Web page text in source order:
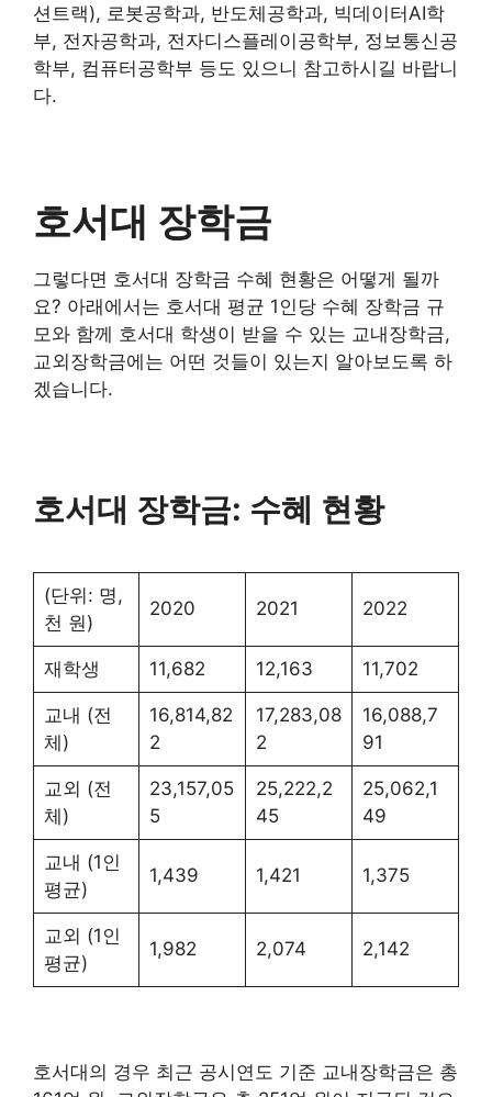
션트랙), 로봇공학과, 반도체공학과, 빅데이터AI학
부, 전자공학과, 전자디스플레이공학부, 정보통신공
학부, 컴퓨터공학부 등도 있으니 참고하시길 바랍니
다.
호서대 장학금
그렇다면 호서대 장학금 수혜 현황은 어떻게 될까
요? 아래에서는 호서대 평균 1인당 수혜 장학금 규
모와 함께 호서대 학생이 받을 수 있는 교내장학금,
교외장학금에는 어떤 것들이 있는지 알아보도록 하
겠습니다.
호서대 장학금: 수혜 현황
(단위: 명,
천 원)
2020 2021 2022
재학생 11,682 12,163 11,702
교내 (전
체)
16,814,82
2
17,283,08
2
16,088,7
91
교외 (전
체)
23,157,05
5
25,222,2
45
25,062,1
49
교내 (1인
평균)
1,439 1,421 1,375
교외 (1인
평균)
1,982 2,074 2,142
호서대의 경우 최근 공시연도 기준 교내장학금은 총